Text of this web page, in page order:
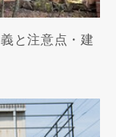
と注意点・建